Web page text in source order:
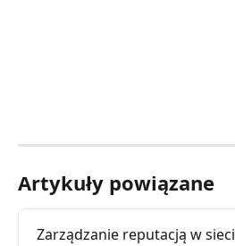
Artykuły powiązane
Zarządzanie reputacją w sieci